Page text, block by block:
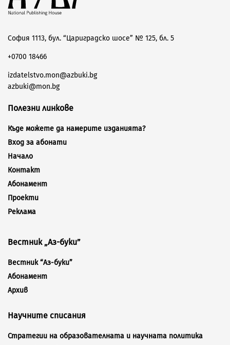
София 1113, бул. “Цариградско шосе” № 125, бл. 5
+0700 18466
izdatelstvo.mon@azbuki.bg
azbuki@mon.bg
Полезни линкове
Къде можете да намерите изданията?
Вход за абонати
Начало
Контакт
Абонамент
Проекти
Реклама
Вестник „Аз-буки”
Вестник “Аз-буки”
Абонамент
Архив
Научните списания
Стратегии на образователната и научната политика